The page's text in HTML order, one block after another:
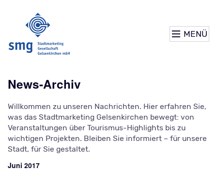
MENÜ
News-Archiv
Willkommen zu unseren Nachrichten. Hier erfahren Sie,
was das Stadtmarketing Gelsenkirchen bewegt: von
Veranstaltungen über Tourismus-Highlights bis zu
wichtigen Projekten. Bleiben Sie informiert – für unsere
Stadt, für Sie gestaltet.
Juni 2017